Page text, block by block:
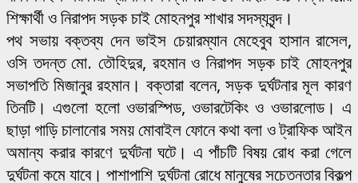
শিক্ষার্থী ও নিরাপদ সড়ক চাই মোহনপুর শাখার সদস্যবৃন্দ।
পথ সভায় বক্তব্য দেন ভাইস চেয়ারম্যান মেহেবুব হাসান রাসেল,
ওসি তদন্ত মো. তৌহিদুর, রহমান ও নিরাপদ সড়ক চাই মোহনপুর
সভাপতি মিজানুর রহমান। বক্তারা বলেন, সড়ক দুর্ঘটনার মূল কারণ
তিনটি। এগুলো হলো ওভারস্পিড, ওভারটেকিং ও ওভারলোড। এ
ছাড়া গাড়ি চালানোর সময় মোবাইল ফোনে কথা বলা ও ট্রাফিক আইন
অমান্য করার কারণে দুর্ঘটনা ঘটে। এ পাঁচটি বিষয় রোধ করা গেলে
দুর্ঘটনা কমে যাবে। পাশাপাশি দুর্ঘটনা রোধে মানুষের সচেতনতার বিকল্প